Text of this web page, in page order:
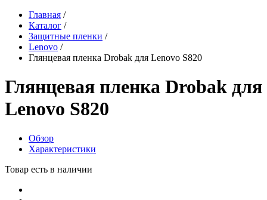
Главная /
Каталог /
Защитные пленки /
Lenovo /
Глянцевая пленка Drobak для Lenovo S820
Глянцевая пленка Drobak для
Lenovo S820
Обзор
Характеристики
Товар есть в наличии